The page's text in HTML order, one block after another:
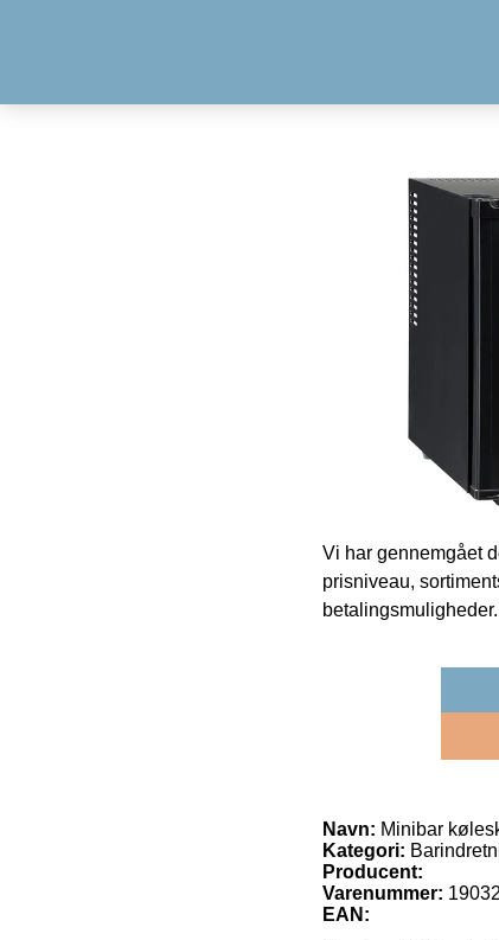
Vi har gennemgået
prisniveau,
betalingsmuligheder.
Navn: Minibar
Kategori:
Producent:
Varenummer:
EAN: